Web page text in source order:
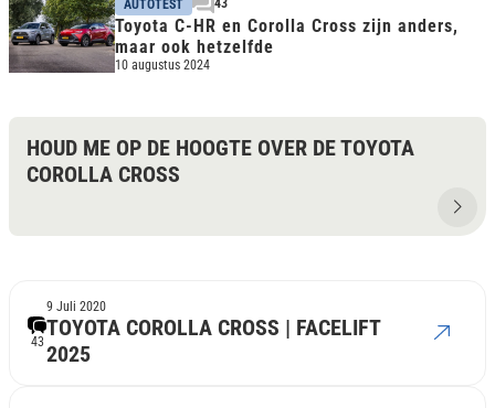
AUTOTEST
Toyota C-HR en Corolla Cross zijn anders,
maar ook hetzelfde
10 augustus 2024
HOUD ME OP DE HOOGTE OVER DE TOYOTA
COROLLA CROSS
43
TOYOTA COROLLA CROSS | FACELIFT
2025
9 Juli 2020